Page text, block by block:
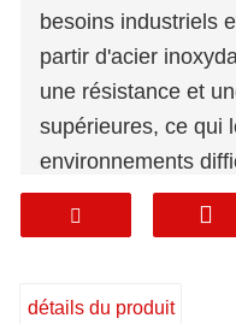
besoins industriels
partir d'acier
une résistance et
supérieures, ce qui
environnements
de bobines en
solution fiable et
détails du produit